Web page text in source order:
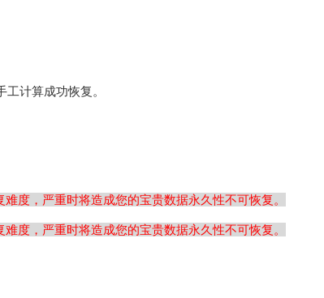
计算成功恢复。
度，严重时将造成您的宝贵数据永久性不可恢复。
度，严重时将造成您的宝贵数据永久性不可恢复。